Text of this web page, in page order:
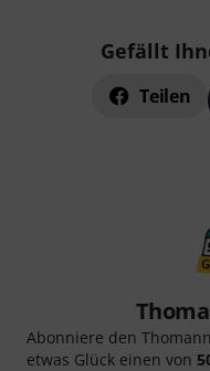
Gefällt
Teilen
Abonniere den
etwas Glück einen von